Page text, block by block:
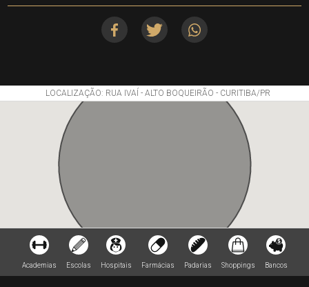
LOCALIZAÇÃO: RUA IVAÍ - ALTO BOQUEIRÃO - CURITIBA/PR
Academias Escolas Hospitais Farmácias Padarias Shoppings Bancos